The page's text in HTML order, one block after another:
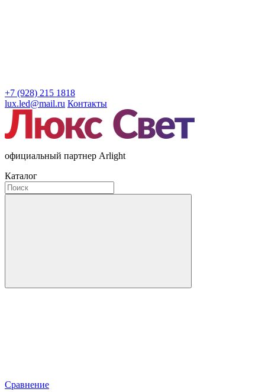
+7 (928) 215 1818
lux.led@mail.ru Контакты
официальный партнер Arlight
Каталог
Сравнение